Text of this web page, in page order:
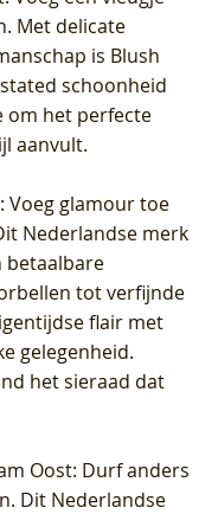
Met delicate
is Blush
schoonheid
om het perfecte
aanvult.
: Voeg glamour toe
Nederlandse merk
betaalbare
tot verfijnde
flair met
gelegenheid.
het sieraad dat
Oost: Durf anders
Dit Nederlandse